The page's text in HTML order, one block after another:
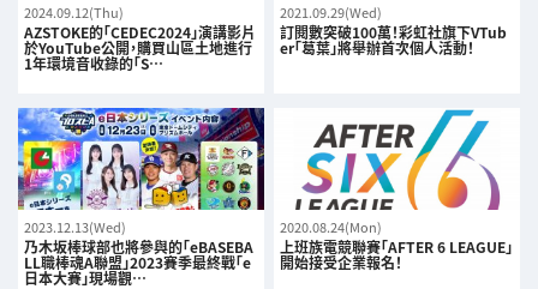
2024.09.12(Thu)
AZSTOKE的「CEDEC2024」演講影片
於YouTube公開，購買山區土地進行
1年環境音收錄的「S…
2021.09.29(Wed)
訂閱數突破100萬！彩虹社旗下VTub
er「葛葉」將舉辦首次個人活動！
2023.12.13(Wed)
乃木坂棒球部也將參與的「eBASEBA
LL職棒魂A聯盟」2023賽季最終戰「e
日本大賽」現場觀…
2020.08.24(Mon)
上班族電競聯賽「AFTER 6 LEAGUE」
開始接受企業報名！